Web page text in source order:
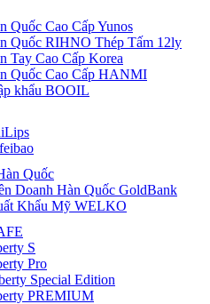
Quốc Cao Cấp Yunos
Quốc RIHNO Thép Tấm 12ly
Tay Cao Cấp Korea
Quốc Cao Cấp HANMI
khẩu BOOIL
Quốc
Doanh Hàn Quốc GoldBank
Khẩu Mỹ WELKO
S
Pro
Special Edition
PREMIUM